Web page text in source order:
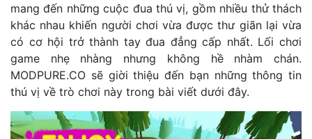
mang đến những cuộc đua thú vị, gồm nhiều thử thách
khác nhau khiến người chơi vừa được thư giãn lại vừa
có cơ hội trở thành tay đua đẳng cấp nhất. Lối chơi
game nhẹ nhàng nhưng không hề nhàm chán.
MODPURE.CO sẽ giời thiệu đến bạn những thông tin
thú vị về trò chơi này trong bài viết dưới đây.